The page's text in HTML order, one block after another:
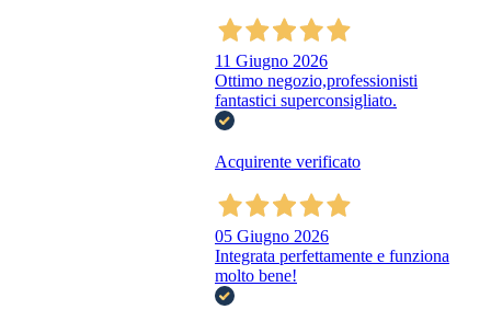
11 Giugno 2026
Ottimo negozio,professionisti
fantastici superconsigliato.
Acquirente verificato
05 Giugno 2026
Integrata perfettamente e funziona
molto bene!